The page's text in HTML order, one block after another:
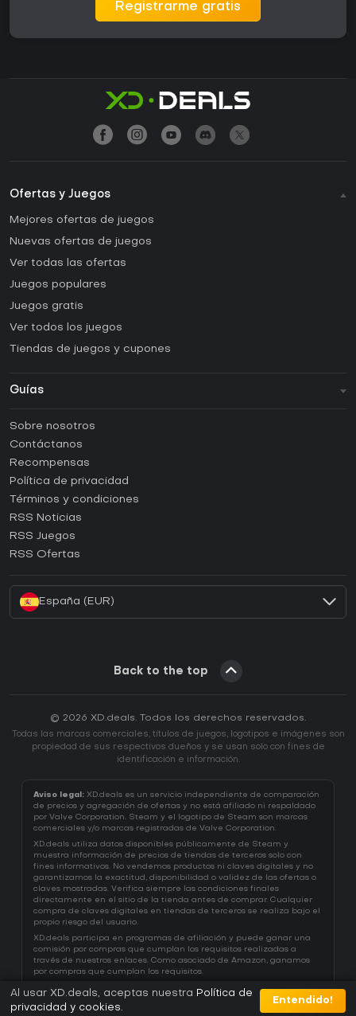
Registrarme gratis
Ofertas y Juegos
Mejores ofertas de juegos
Nuevas ofertas de juegos
Ver todas las ofertas
Juegos populares
Juegos gratis
Ver todos los juegos
Tiendas de juegos y cupones
Guías
Guías y tutoriales
¿Cómo activar una CD Key de Steam?
¿Cómo activar una CD Key de Epic Games?
¿Cómo activar una CD Key de GOG?
¿Cómo activar una CD Key de Ubisoft Connect?
Sobre nosotros
Contáctanos
Recompensas
Política de privacidad
Términos y condiciones
RSS Noticias
RSS Juegos
RSS Ofertas
España (EUR)
Back to the top
© 2026 XD.deals. Todos los derechos reservados.
Todas las marcas comerciales, títulos de juegos, logotipos e imágenes son
propiedad de sus respectivos dueños y se usan solo con fines de
identificación e información.
Aviso legal: XD.deals es un servicio independiente de comparación
de precios y agregación de ofertas y no está afiliado ni respaldado
por Valve Corporation. Steam y el logotipo de Steam son marcas
comerciales y/o marcas registradas de Valve Corporation.
XD.deals utiliza datos disponibles públicamente de Steam y
muestra información de precios de tiendas de terceros solo con
fines informativos. No vendemos productos ni claves digitales y no
garantizamos la exactitud, disponibilidad o validez de las ofertas o
claves mostradas. Verifica siempre las condiciones finales
directamente en el sitio de la tienda antes de comprar. Cualquier
compra de claves digitales en tiendas de terceros se realiza bajo el
propio riesgo del usuario.
XD.deals participa en programas de afiliación y puede ganar una
comisión por compras que cumplan los requisitos realizadas a
través de nuestros enlaces. Como asociado de Amazon, ganamos
por compras que cumplan los requisitos.
Al usar XD.deals, aceptas nuestra Política de
privacidad y cookies
Entendido!